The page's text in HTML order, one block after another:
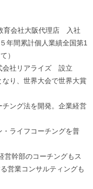
育会社大阪代理店 入社
年間累計個人業績全国第1
）
会社リアライズ 設立
り、世界大会で世界大賞
ング法を開発。企業経営
ライフコーチングを普
営幹部のコーチングもス
営業コンサルティングも